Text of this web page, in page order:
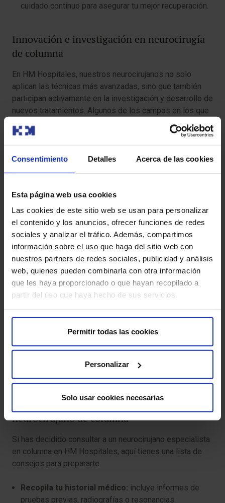
Consentimiento Detalles Acerca de las cookies
Esta página web usa cookies
Las cookies de este sitio web se usan para personalizar
el contenido y los anuncios, ofrecer funciones de redes
sociales y analizar el tráfico. Además, compartimos
información sobre el uso que haga del sitio web con
nuestros partners de redes sociales, publicidad y análisis
web, quienes pueden combinarla con otra información
que les haya proporcionado o que hayan recopilado a
partir del uso que haya hecho de sus servicios.
Permitir todas las cookies
Personalizar
Solo usar cookies necesarias
cuidado continuo para asegurar tu mejor recuperación.
Innovación e investigación en neurocirugía
de columna
En HM Hospitales, nuestros neurocirujanos no solo
aplican las técnicas más avanzadas, sino que también
participan activamente en la investigación y desarrollo de
nuevos tratamientos. Algunos de los campos en los que
Desarrollo de nuevos materiales para implantes
espinales.
Aplicación de inteligencia artificial en la planificación
quirúrgica.
Estudios sobre la eficacia a largo plazo de las
técnicas mínimamente invasivas.
Preparación para tu consulta con un
neurocirujano de columna
Si has decidido consultar a un neurocirujano especialista
en columna en HM Hospitales, aquí tienes una lista de
consejos para prepararte:
Recopila tu historial médico: incluye informes de
pruebas previas, radiografías o resonancias